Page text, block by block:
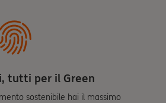
tutti per il Green
sostenibile hai il massimo